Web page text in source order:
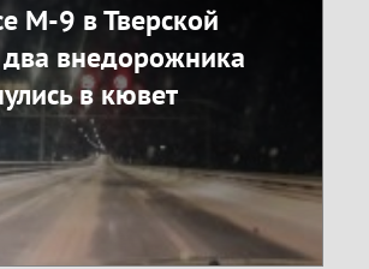
М-9 в Тверской
два внедорожника
в кювет